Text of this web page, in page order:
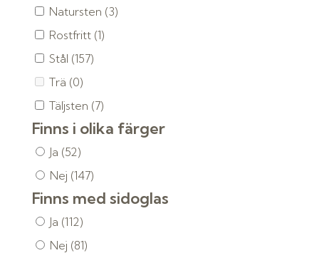
Natursten (3)
Rostfritt (1)
Stål (157)
Trä (0)
Täljsten (7)
Finns i olika färger
Ja (52)
Nej (147)
Finns med sidoglas
Ja (112)
Nej (81)